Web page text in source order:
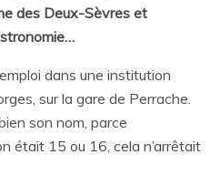
des Deux-Sèvres et
dans une institution
sur la gare de Perrache.
son nom, parce
était 15 ou 16, cela n’arrêtait